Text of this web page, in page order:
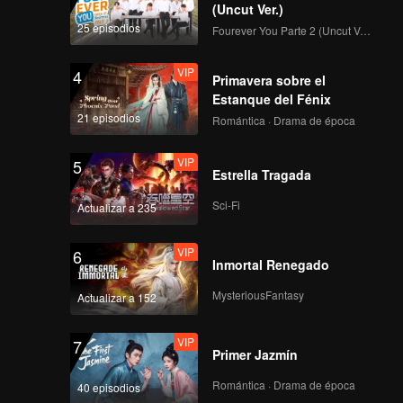
25 episodios
(Uncut Ver.)
Fourever You Parte 2 (Uncut Ver.)
4
21 episodios
VIP
Primavera sobre el
Estanque del Fénix
Romántica · Drama de época
5
Actualizar a 235
VIP
Estrella Tragada
Sci-Fi
6
Actualizar a 152
VIP
Inmortal Renegado
MysteriousFantasy
7
40 episodios
VIP
Primer Jazmín
Romántica · Drama de época